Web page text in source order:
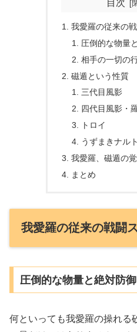
目次
我愛羅の従来の
圧倒的な物量
相手の一切の
磁遁という性質
三代目風影
四代目風影・
トロイ
うずまきナルト
我愛羅、磁遁の
まとめ
我愛羅の従来の戦闘
圧倒的な物量と絶対防御
何といっても我愛羅の操れる